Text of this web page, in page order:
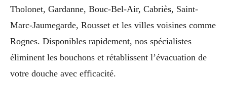
Tholonet, Gardanne, Bouc-Bel-Air, Cabriès, Saint-
Marc-Jaumegarde, Rousset et les villes voisines comme
Rognes. Disponibles rapidement, nos spécialistes
éliminent les bouchons et rétablissent l’évacuation de
votre douche avec efficacité.